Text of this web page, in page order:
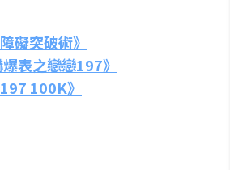
礙突破術》
表之戀戀197》
100K》